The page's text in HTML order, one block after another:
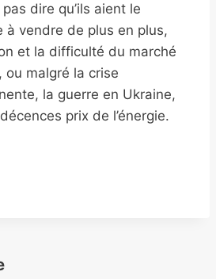
dire qu’ils aient le
à vendre de plus en plus,
et la difficulté du marché
malgré la crise
la guerre en Ukraine,
prix de l’énergie.